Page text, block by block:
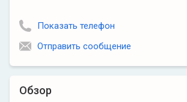
Обзор
Показать телефон
Отправить сообщение